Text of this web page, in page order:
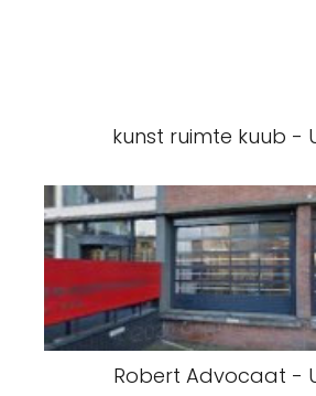
kunst ruimte kuub -
Robert Advocaat -